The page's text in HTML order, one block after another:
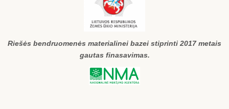
Riešės bendruomenės materialinei bazei stiprinti 2017 metais
gautas finasavimas.